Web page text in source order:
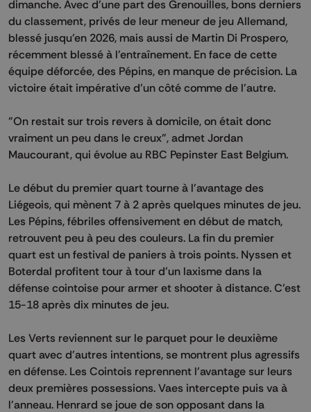
dimanche. Avec d'une part des Grenouilles, bons derniers
du classement, privés de leur meneur de jeu Allemand,
blessé jusqu'en 2026, mais aussi de Martin Di Prospero,
récemment blessé à l'entraînement. En face de cette
équipe déforcée, des Pépins, en manque de précision. La
victoire était impérative d'un côté comme de l'autre.
"On restait sur trois revers à domicile, on était donc
vraiment un peu dans le creux", admet Jordan
Maucourant, qui évolue au RBC Pepinster East Belgium.
Le début du premier quart tourne à l'avantage des
Liégeois, qui mènent 7 à 2 après quelques minutes de jeu.
Les Pépins, fébriles offensivement en début de match,
retrouvent peu à peu des couleurs. La fin du premier
quart est un festival de paniers à trois points. Nyssen et
Boterdal profitent tour à tour d'un laxisme dans la
défense cointoise pour armer et shooter à distance. C'est
15-18 après dix minutes de jeu.
Les Verts reviennent sur le parquet pour le deuxième
quart avec d'autres intentions, se montrent plus agressifs
en défense. Les Cointois reprennent l'avantage sur leurs
deux premières possessions. Vaes intercepte puis va à
l'anneau. Henrard se joue de son opposant dans la